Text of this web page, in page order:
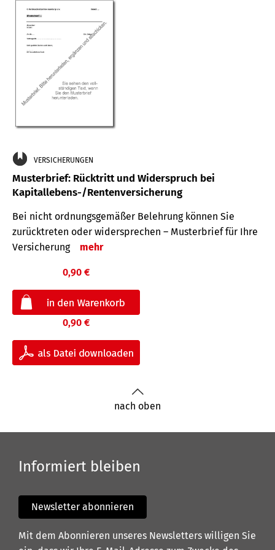
VERSICHERUNGEN
Musterbrief: Rücktritt und Widerspruch bei
Kapitallebens-/Rentenversicherung
Bei nicht ordnungsgemäßer Belehrung können Sie
zurücktreten oder widersprechen – Musterbrief für Ihre
Versicherung
mehr
0,90 €
0,90 €
nach oben
Informiert bleiben
Newsletter abonnieren
Mit dem Abonnieren unseres Newsletters willigen Sie